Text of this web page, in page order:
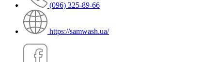
(096) 325-89-66
https://samwash.ua/